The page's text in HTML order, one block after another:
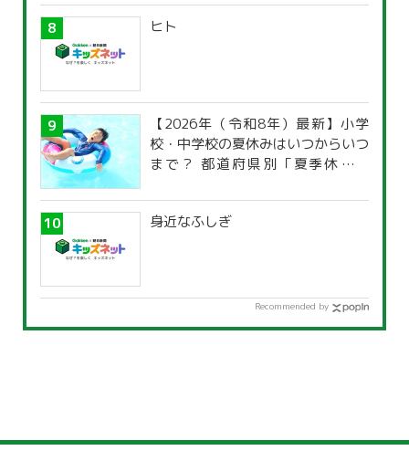
ヒト
【2026年（令和8年）最新】小学
校・中学校の夏休みはいつからいつ
まで？ 都道府県別「夏季休暇一
身近なふしぎ
Recommended by